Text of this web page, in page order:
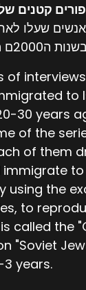
קטנים
ה2000ם מבריה"מ לשעבר
of
to
30 years
of the
of them
to
using the
to
called the
"Soviet
years.